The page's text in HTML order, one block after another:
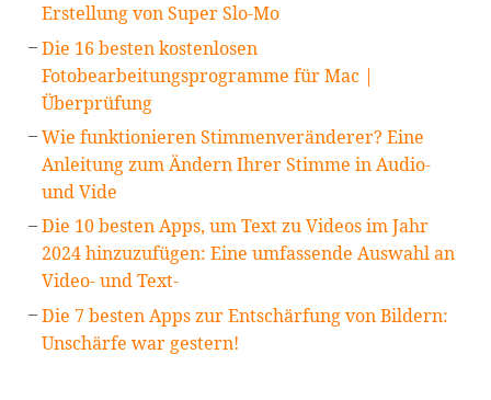
Erstellung von Super Slo-Mo
Die 16 besten kostenlosen
Fotobearbeitungsprogramme für Mac |
Überprüfung
Wie funktionieren Stimmenveränderer? Eine
Anleitung zum Ändern Ihrer Stimme in Audio-
und Vide
Die 10 besten Apps, um Text zu Videos im Jahr
2024 hinzuzufügen: Eine umfassende Auswahl an
Video- und Text-
Die 7 besten Apps zur Entschärfung von Bildern:
Unschärfe war gestern!